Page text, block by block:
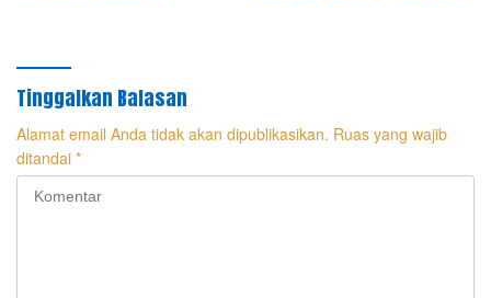
Tinggalkan Balasan
Alamat email Anda tidak akan dipublikasikan. Ruas yang wajib
ditandai *